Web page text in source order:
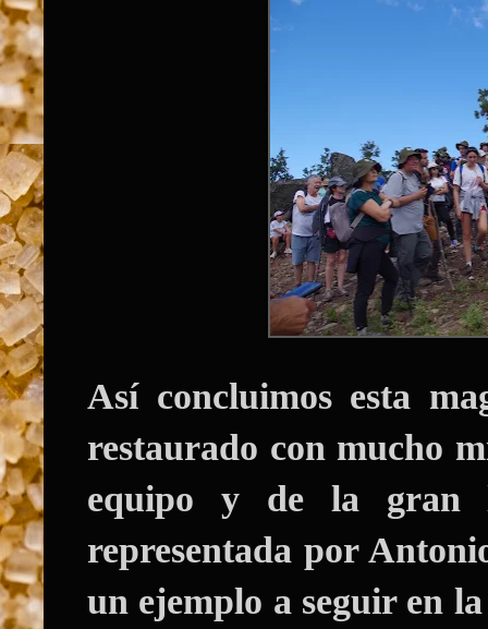
Así concluimos esta
restaurado con mucho
equipo y de la gran
representada por
un ejemplo a seguir en